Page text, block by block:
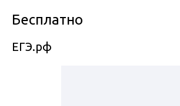
Бесплатно
ЕГЭ.рф